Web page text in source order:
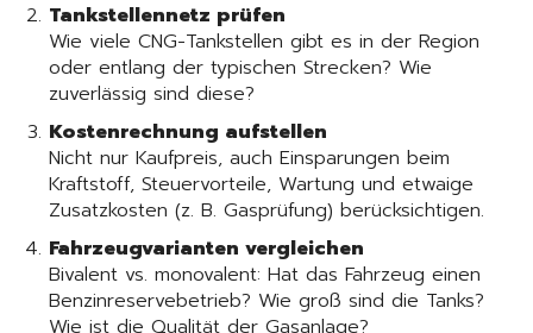
Tankstellennetz prüfen
Wie viele CNG-Tankstellen gibt es in der Region
oder entlang der typischen Strecken? Wie
zuverlässig sind diese?
Kostenrechnung aufstellen
Nicht nur Kaufpreis, auch Einsparungen beim
Kraftstoff, Steuervorteile, Wartung und etwaige
Zusatzkosten (z. B. Gasprüfung) berücksichtigen.
Fahrzeugvarianten vergleichen
Bivalent vs. monovalent: Hat das Fahrzeug einen
Benzinreservebetrieb? Wie groß sind die Tanks?
Wie ist die Qualität der Gasanlage?